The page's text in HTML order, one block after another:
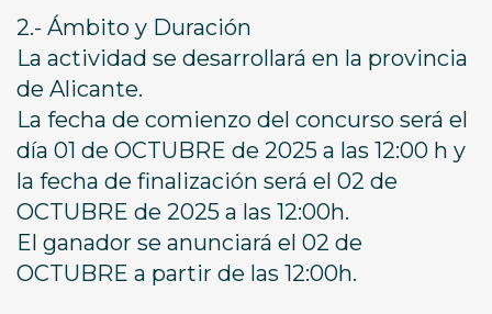
2.- Ámbito y Duración
La actividad se desarrollará en la provincia
de Alicante.
La fecha de comienzo del concurso será el
día 01 de OCTUBRE de 2025 a las 12:00 h y
la fecha de finalización será el 02 de
OCTUBRE de 2025 a las 12:00h.
El ganador se anunciará el 02 de
OCTUBRE a partir de las 12:00h.